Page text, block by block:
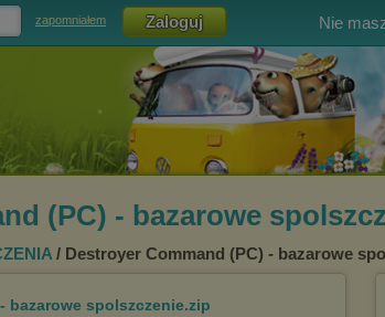
zapomniałem Nie
(PC) - bazarowe
/ Destroyer Command (PC) - bazarowe
bazarowe spolszczenie.zip